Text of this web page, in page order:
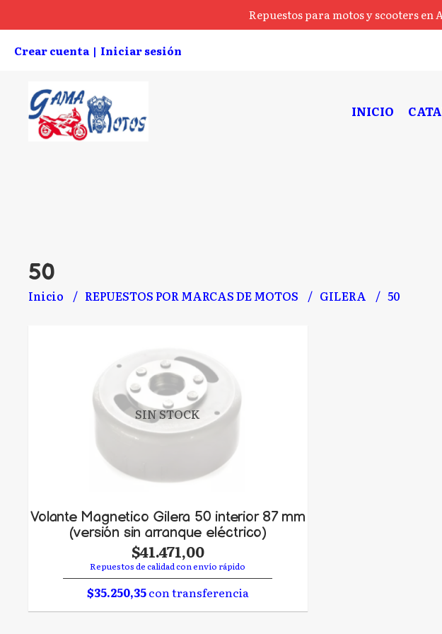
Repuestos para motos y scooters
Crear cuenta | Iniciar sesión
INICIO
50
Inicio REPUESTOS POR MARCAS DE MOTOS GILERA 50
SIN STOCK
Volante Magnetico Gilera 50 interior 87 mm
(versión sin arranque eléctrico)
$41.471,00
Repuestos de calidad con envío rápido
$35.250,35con transferencia